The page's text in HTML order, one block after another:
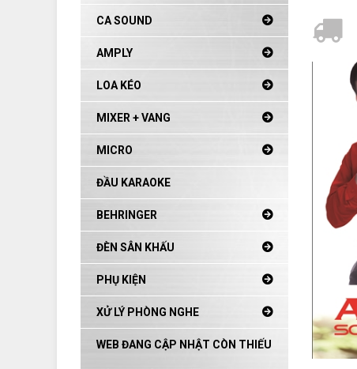
CA SOUND
AMPLY
LOA KÉO
MIXER + VANG
MICRO
ĐẦU KARAOKE
BEHRINGER
ĐÈN SÂN KHẤU
PHỤ KIỆN
XỬ LÝ PHÒNG NGHE
WEB ĐANG CẬP NHẬT CÒN THIẾU